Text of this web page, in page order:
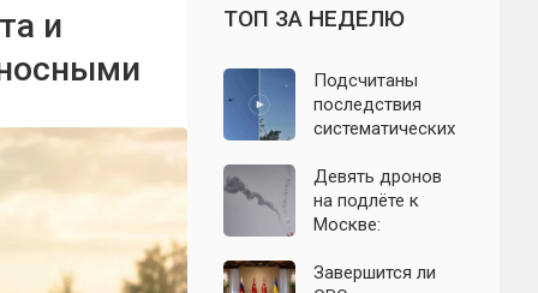
и
ТОП ЗА НЕДЕЛЮ
Подсчитаны
последствия
систематических
Ленинградскую
область: что
известно к 7
Девять дронов
на подлёте к
Москве:
ночной атаки
Завершится ли